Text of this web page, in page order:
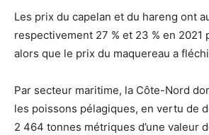
Les prix du capelan et du hareng ont
respectivement 27 % et 23 % en 2021
alors que le prix du maquereau a
Par secteur maritime, la Côte-Nord
les poissons pélagiques, en vertu de
2 464 tonnes métriques d’une valeur